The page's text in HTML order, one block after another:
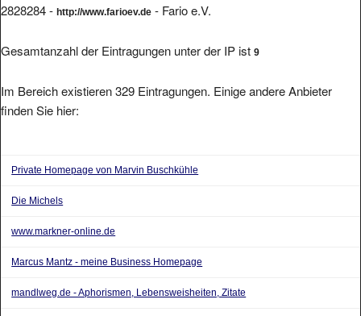
2828284 - http://www.farioev.de - Fario e.V.
Gesamtanzahl der Eintragungen unter der IP ist 9
Im Bereich existieren 329 Eintragungen. Einige andere Anbieter
finden Sie hier:
Private Homepage von Marvin Buschkühle
Die Michels
www.markner-online.de
Marcus Mantz - meine Business Homepage
mandlweg.de - Aphorismen, Lebensweisheiten, Zitate